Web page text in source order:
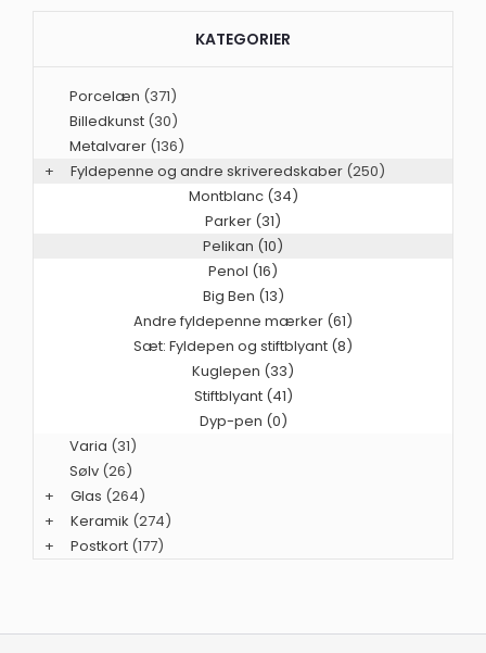
KATEGORIER
Porcelæn (371)
Billedkunst (30)
Metalvarer (136)
+
Fyldepenne og andre skriveredskaber (250)
Montblanc (34)
Parker (31)
Pelikan (10)
Penol (16)
Big Ben (13)
Andre fyldepenne mærker (61)
Sæt: Fyldepen og stiftblyant (8)
Kuglepen (33)
Stiftblyant (41)
Dyp-pen (0)
Varia (31)
Sølv (26)
+
Glas (264)
+
Keramik (274)
+
Postkort (177)